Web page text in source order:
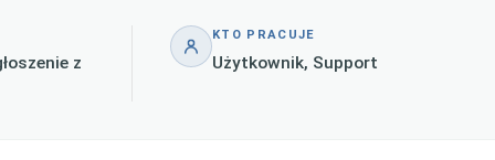
z
KTO PRACUJE
Użytkownik, Support